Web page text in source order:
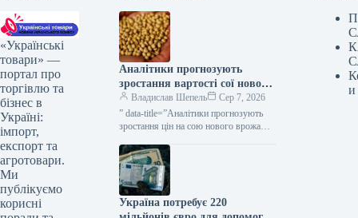
«Українські
товари» —
портал про
торгівлю та
бізнес в
Україні:
імпорт,
експорт та
агротовари.
Ми
публікуємо
корисні
Аналітики прогнозують
зростання вартості сої нового
врожаю до 20–22 тисяч
гривень за тонну — КУРКУЛЬ
Владислав Шепель
Сер 7, 2026
” data-title=”Аналітики прогнозують
зростання цін на сою нового врожаю у
url=”https://kurkul.com/news/41871-
analitiki-prognozuyut-zrostannya-tsin-na-
soyu-novogo-vrojayu-u-drugiy-polovini-
sezonu”> Аналітики прогнозують
зростання цін на сою…
Україна потребує 220
и